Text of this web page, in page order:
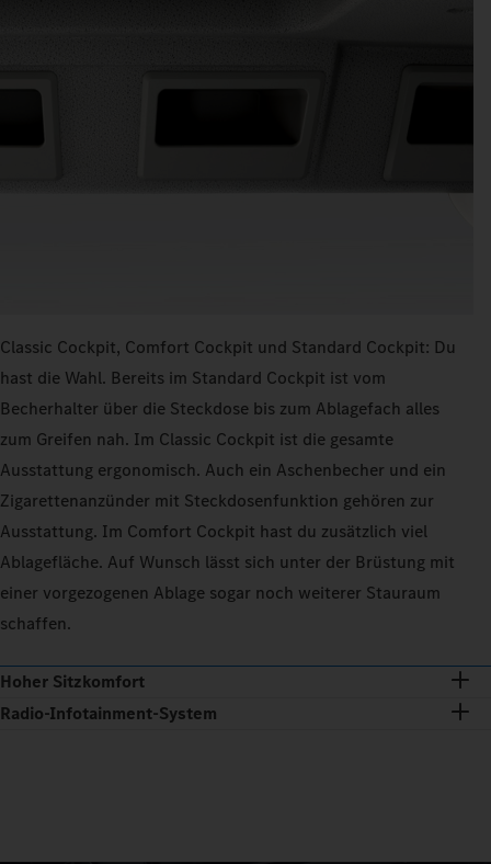
Classic Cockpit, Comfort Cockpit und Standard Cockpit: Du
hast die Wahl. Bereits im Standard Cockpit ist vom
Becherhalter über die Steckdose bis zum Ablagefach alles
zum Greifen nah. Im Classic Cockpit ist die gesamte
Ausstattung ergonomisch. Auch ein Aschenbecher und ein
Zigarettenanzünder mit Steckdosenfunktion gehören zur
Ausstattung. Im Comfort Cockpit hast du zusätzlich viel
Ablagefläche. Auf Wunsch lässt sich unter der Brüstung mit
einer vorgezogenen Ablage sogar noch weiterer Stauraum
schaffen.
Hoher Sitzkomfort
Radio-Infotainment-System